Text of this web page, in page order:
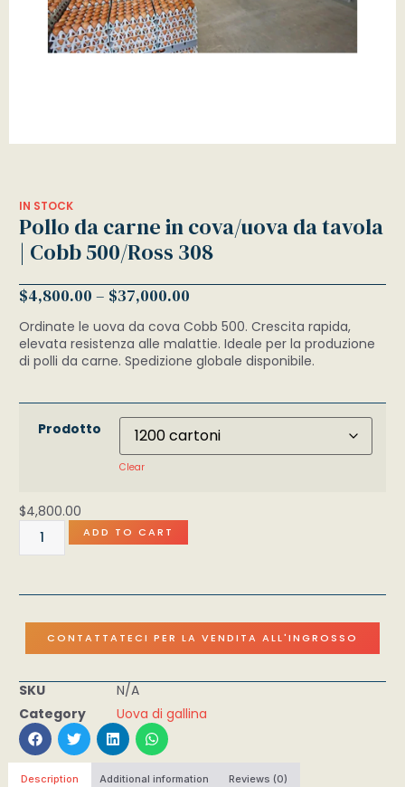
IN STOCK
Pollo da carne in cova/uova da tavola
| Cobb 500/Ross 308
$4,800.00 – $37,000.00
Ordinate le uova da cova Cobb 500. Crescita rapida,
elevata resistenza alle malattie. Ideale per la produzione
di polli da carne. Spedizione globale disponibile.
Prodotto
Clear
$4,800.00
ADD TO CART
CONTATTATECI PER LA VENDITA ALL'INGROSSO
SKU
N/A
Category
Uova di gallina
Description Additional information Reviews (0)